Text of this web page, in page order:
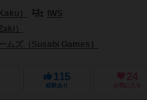
）
IWS
）
ムズ（Susabi Games）
115
経験あり
24
お気に入り